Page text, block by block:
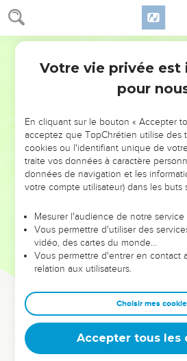
Ruth 2
17 Elle glana donc dans le champ
ce qu'elle avait recueilli, et il y en eut
d'orge.
Et elle l'emporta, et rentra à la ville
qu'elle avait glané. Elle sortit aussi
reste, après avoir été rassasiée, et
Alors sa belle-mère lui dit : Où as-
où as-tu travaillé ? Béni soit celui qui
raconta à sa belle-mère chez qui elle
L'homme chez qui j'ai travaillé
Et Naomi dit à sa belle-fille : Qu'il
pour les morts ! Et Naomi lui dit : Cet
parent, et de ceux qui ont sur nous le
Alors Ruth, la Moabite, ajouta : Il
mes serviteurs, jusqu'à ce qu'ils aient
moisson.
Et Naomi dit à Ruth, sa belle-fille :
tu sortes avec ses servantes, et
dans un autre champ.
Votre vie privée
pour
En cliquant sur le bouton « Accepter
acceptez que TopChrétien utilise des
cookies ou l'identifiant unique de
traite vos données à caractère
données de navigation et les
votre compte utilisateur) dans les buts
Mesurer l'audience de notre service
Vous permettre d'utiliser des
vidéo, des cartes du monde…
Vous permettre d'entrer en contact
relation aux utilisateurs.
Choisir mes
Accepter tous les